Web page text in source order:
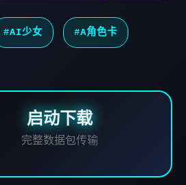
#AI少女 #A角色卡
启动下载
完整数据包传输